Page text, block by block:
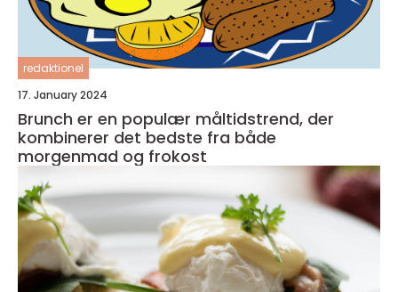
redaktionel
17. January 2024
Brunch er en populær måltidstrend, der
kombinerer det bedste fra både
morgenmad og frokost